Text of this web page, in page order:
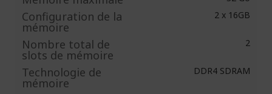
Configuration de la
mémoire
2 x 16GB
Nombre total de
slots de mémoire
2
Technologie de
mémoire
DDR4 SDRAM